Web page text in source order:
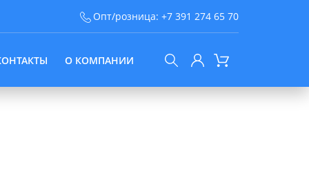
Опт/розница: +7 391 274 65 70
О КОМПАНИИ